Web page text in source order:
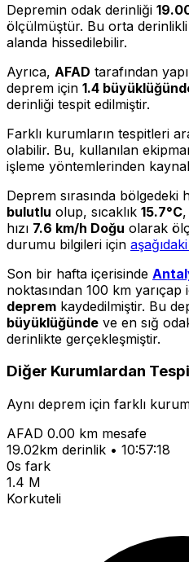
Depremin odak derinliği
ölçülmüştür. Bu orta
alanda hissedilebilir.
Ayrıca, AFAD tarafından
deprem için 1.4
derinliği tespit edilmiştir.
Farklı kurumların tespitleri
olabilir. Bu, kullanılan
işleme yöntemlerinden
Deprem sırasında bölgedeki
bulutlu olup, sıcaklık 15.7°C
hızı 7.6 km/h Doğu olarak
durumu bilgileri için
Son bir hafta içerisinde
noktasından 100 km
deprem kaydedilmiştir. Bu
büyüklüğünde ve en sığ
derinlikte gerçekleşmiştir.
Diğer Kurumlardan
Aynı deprem için farklı
AFAD 0.00 km mesafe
19.02km derinlik • 10:57:18
0s fark
1.4 M
Korkuteli